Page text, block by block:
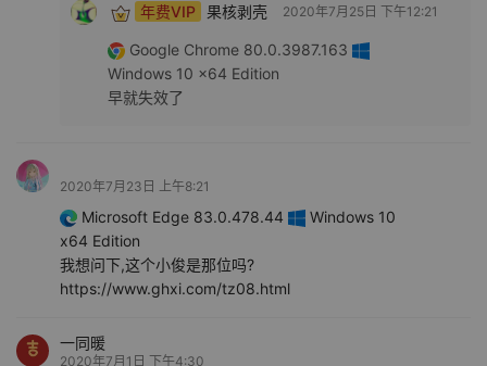
年费VIP 果核剥壳 2020年7月25日 下午12:21
Google Chrome 80.0.3987.163
Windows 10 x64 Edition
早就失效了
2020年7月23日 上午8:21
Microsoft Edge 83.0.478.44
Windows 10
x64 Edition
我想问下,这个小俊是那位吗?
https://www.ghxi.com/tz08.html
一同暖
2020年7月1日 下午4:30